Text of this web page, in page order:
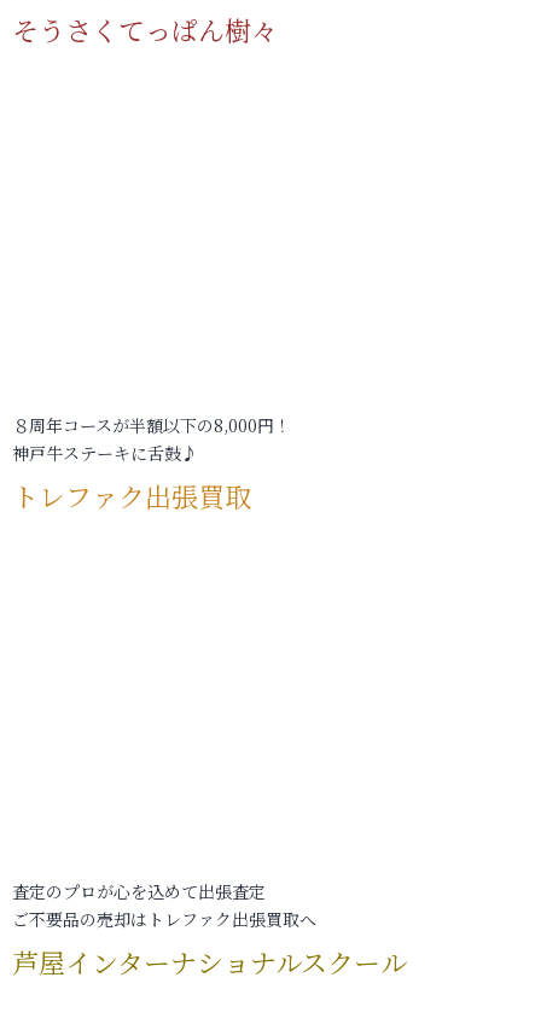
そうさくてっぱん樹々
８周年コースが半額以下の8,000円！
神戸牛ステーキに舌鼓♪
トレファク出張買取
査定のプロが心を込めて出張査定
ご不要品の売却はトレファク出張買取へ
芦屋インターナショナルスクール